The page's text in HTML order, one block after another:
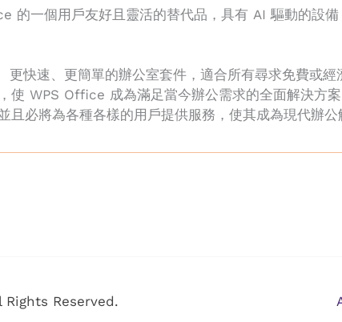
的一個用戶友好且靈活的替代品，具有 AI 驅動的設
快速、更簡單的辦公室套件，適合所有尋求免費或
使 WPS Office 成為滿足當今辦公需求的全面解決方
必將為各種各樣的用戶提供服務，使其成為現代辦公
Reserved.